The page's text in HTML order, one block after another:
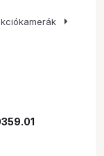
arrow_right